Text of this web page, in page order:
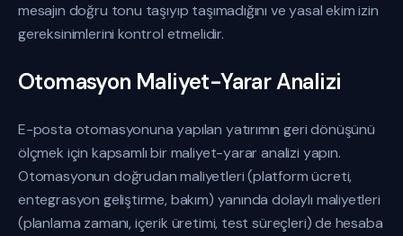
mesajın doğru tonu taşıyıp taşımadığını ve yasal ekim izin
gereksinimlerini kontrol etmelidir.
Otomasyon Maliyet-Yarar Analizi
E-posta otomasyonuna yapılan yatırımın geri dönüşünü
ölçmek için kapsamlı bir maliyet-yarar analizi yapın.
Otomasyonun doğrudan maliyetleri (platform ücreti,
entegrasyon geliştirme, bakım) yanında dolaylı maliyetleri
(planlama zamanı, içerik üretimi, test süreçleri) de hesaba